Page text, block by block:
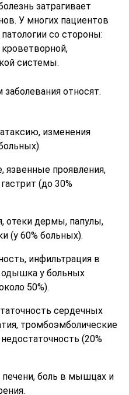
затрагивает
У многих пациентов
со стороны:
системы.
относят.
изменения
язвенные проявления,
(до 30%
отеки дермы, папулы,
(у 60% больных).
инфильтрация в
одышка у больных
50%).
сердечных
тромбоэмболические
(20%
печени, боль в мышцах и